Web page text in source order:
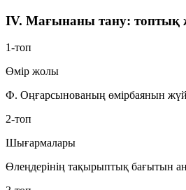
IV. Мағынаны тану: топтық
1-топ
Өмір жолы
Ф. Оңғарсынованың өмірбаянын
2-топ
Шығармалары
Өлеңдерінің тақырыптық бағытын